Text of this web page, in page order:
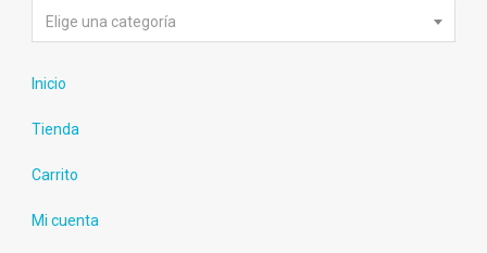
Elige una categoría
Inicio
Tienda
Carrito
Mi cuenta